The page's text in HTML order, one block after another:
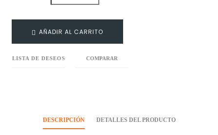
AÑADIR AL CARRITO
LISTA DE DESEOS COMPARAR
DESCRIPCIÓN DETALLES DEL PRODUCTO